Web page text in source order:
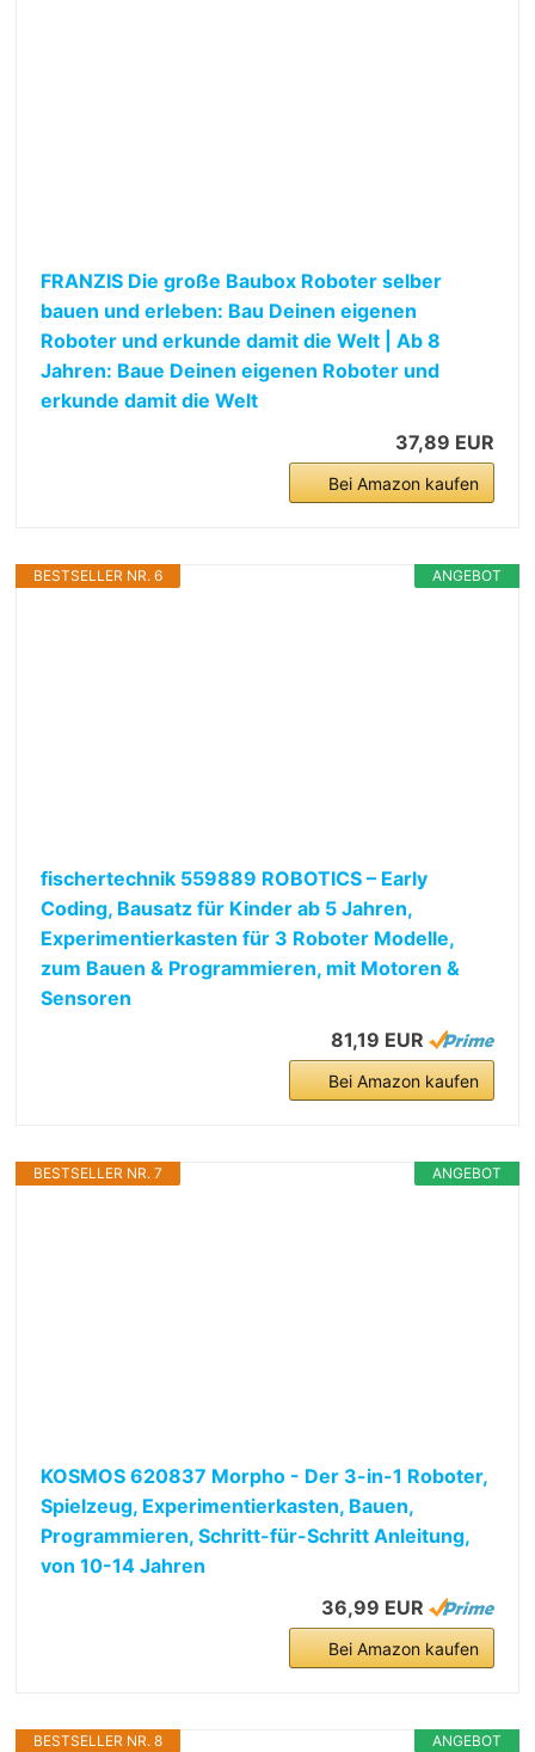
FRANZIS Die große Baubox Roboter selber
bauen und erleben: Bau Deinen eigenen
Roboter und erkunde damit die Welt | Ab 8
Jahren: Baue Deinen eigenen Roboter und
erkunde damit die Welt
37,89 EUR
Bei Amazon kaufen
ANGEBOT
BESTSELLER NR. 6
fischertechnik 559889 ROBOTICS – Early
Coding, Bausatz für Kinder ab 5 Jahren,
Experimentierkasten für 3 Roboter Modelle,
zum Bauen & Programmieren, mit Motoren &
Sensoren
81,19 EUR
Bei Amazon kaufen
ANGEBOT
BESTSELLER NR. 7
KOSMOS 620837 Morpho - Der 3-in-1 Roboter,
Spielzeug, Experimentierkasten, Bauen,
Programmieren, Schritt-für-Schritt Anleitung,
von 10-14 Jahren
36,99 EUR
Bei Amazon kaufen
ANGEBOT
BESTSELLER NR. 8